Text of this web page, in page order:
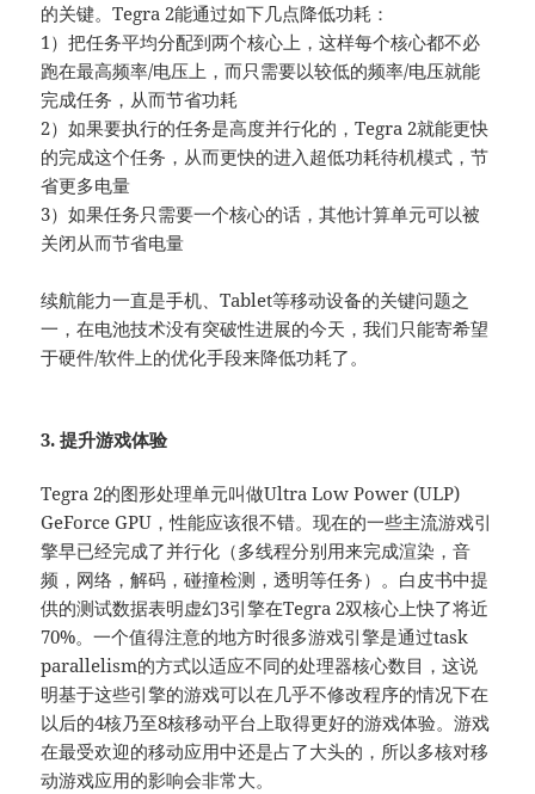
的关键。Tegra 2能通过如下几点降低功耗：
1）把任务平均分配到两个核心上，这样每个核心都不必
跑在最高频率/电压上，而只需要以较低的频率/电压就能
完成任务，从而节省功耗
2）如果要执行的任务是高度并行化的，Tegra 2就能更快
的完成这个任务，从而更快的进入超低功耗待机模式，节
省更多电量
3）如果任务只需要一个核心的话，其他计算单元可以被
关闭从而节省电量
续航能力一直是手机、Tablet等移动设备的关键问题之
一，在电池技术没有突破性进展的今天，我们只能寄希望
于硬件/软件上的优化手段来降低功耗了。
3. 提升游戏体验
Tegra 2的图形处理单元叫做Ultra Low Power (ULP)
GeForce GPU，性能应该很不错。现在的一些主流游戏引
擎早已经完成了并行化（多线程分别用来完成渲染，音
频，网络，解码，碰撞检测，透明等任务）。白皮书中提
供的测试数据表明虚幻3引擎在Tegra 2双核心上快了将近
70%。一个值得注意的地方时很多游戏引擎是通过task
parallelism的方式以适应不同的处理器核心数目，这说
明基于这些引擎的游戏可以在几乎不修改程序的情况下在
以后的4核乃至8核移动平台上取得更好的游戏体验。游戏
在最受欢迎的移动应用中还是占了大头的，所以多核对移
动游戏应用的影响会非常大。